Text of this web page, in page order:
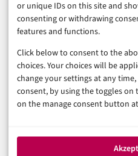
or unique IDs on this site and
consenting or withdrawing
features and functions.
Click below to consent to the
choices. Your choices will be
change your settings at any
consent, by using the toggles on
on the manage consent button
Marketing
Magazin
Unsere Redaktion
Werbeformate & Media Kit
Rechtliches
Datenschutzerklärung (EU)